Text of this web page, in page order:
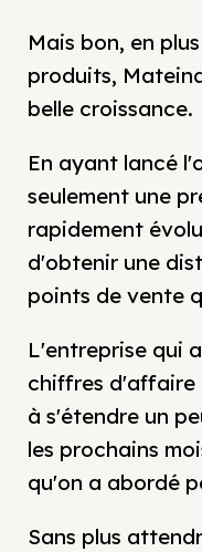
Mais bon, en
produits,
belle croissance.
En ayant lancé
seulement une
rapidement
d'obtenir une
points de vente
L'entreprise qui
chiffres d'affaire
à s'étendre un
les prochains
qu'on a abordé
Sans plus